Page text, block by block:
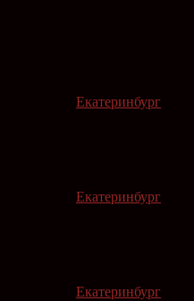
Екатеринбург
Екатеринбург
Екатеринбург